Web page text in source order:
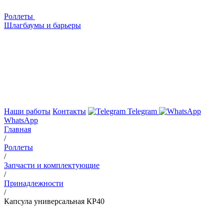
Роллеты
Шлагбаумы и барьеры
Наши работы Контакты
Telegram
WhatsApp
Главная
/
Роллеты
/
Запчасти и комплектующие
/
Принадлежности
/
Капсула универсальная КР40